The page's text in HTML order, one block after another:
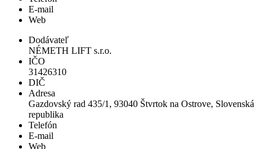
E-mail
Web
Dodávateľ
NÉMETH LIFT s.r.o.
IČO
31426310
DIČ
Adresa
Gazdovský rad 435/1, 93040 Štvrtok na Ostrove, Slovenská
republika
Telefón
E-mail
Web